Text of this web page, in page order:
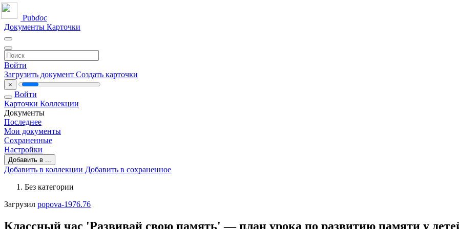
Pubdoc
Документы Карточки
Войти
Загрузить документ Создать карточки
×
Войти
Карточки Коллекции
Документы
Последнее
Мои документы
Сохраненные
Настройки
Добавить в ...
Добавить в коллекции Добавить в сохраненное
Без категории
Загрузил popova-1976.76
Классный час 'Развивай свою память' — план урока по развитию памяти у